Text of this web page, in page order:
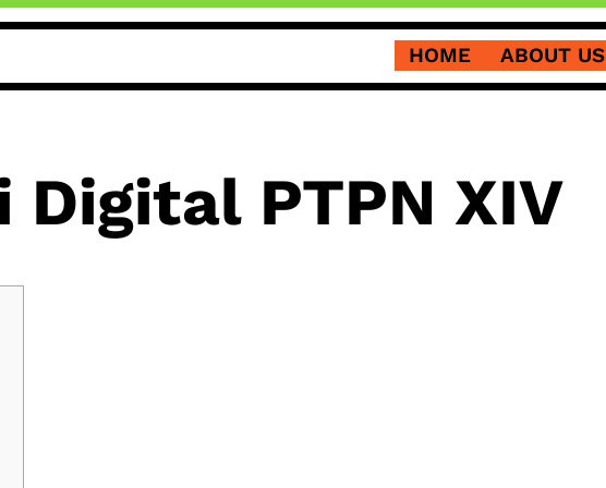
HOME ABOUT US
PTPN XIV